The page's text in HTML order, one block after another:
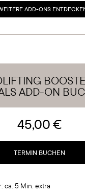
ADD-ONS
ADD-ON
45,00 €
TERMIN BUCHEN
ca. 5 Min. extra